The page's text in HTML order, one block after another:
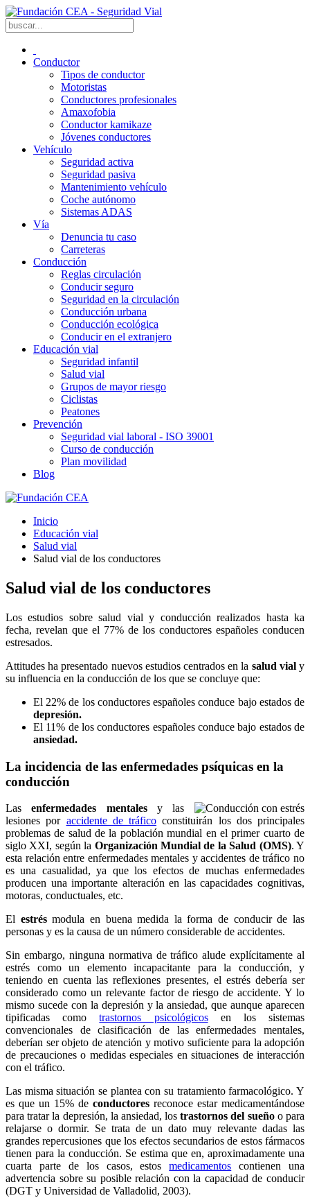
Conductor
Tipos de conductor
Motoristas
Conductores profesionales
Amaxofobia
Conductor kamikaze
Jóvenes conductores
Vehículo
Seguridad activa
Seguridad pasiva
Mantenimiento vehículo
Coche autónomo
Sistemas ADAS
Vía
Denuncia tu caso
Carreteras
Conducción
Reglas circulación
Conducir seguro
Seguridad en la circulación
Conducción urbana
Conducción ecológica
Conducir en el extranjero
Educación vial
Seguridad infantil
Salud vial
Grupos de mayor riesgo
Ciclistas
Peatones
Prevención
Seguridad vial laboral - ISO 39001
Curso de conducción
Plan movilidad
Blog
Inicio
Educación vial
Salud vial
Salud vial de los conductores
Salud vial de los conductores
Los estudios sobre salud vial y conducción realizados hasta ka
fecha, revelan que el 77% de los conductores españoles conducen
estresados.
Attitudes ha presentado nuevos estudios centrados en la salud vialy
su influencia en la conducción de los que se concluye que:
El 22% de los conductores españoles conduce bajo estados de
depresión.
El 11% de los conductores españoles conduce bajo estados de
ansiedad.
La incidencia de las enfermedades psíquicas en la
conducción
Lasenfermedades mentalesy las
lesiones por accidente de tráfico constituirán los dos principales
problemas de salud de la población mundial en el primer cuarto de
siglo XXI, según la Organización Mundial de la Salud (OMS). Y
esta relación entre enfermedades mentales y accidentes de tráfico no
es una casualidad, ya que los efectos de muchas enfermedades
producen una importante alteración en las capacidades cognitivas,
motoras, conductuales, etc.
El estrésmodula en buena medida la forma de conducir de las
personas y es la causa de un número considerable de accidentes.
Sin embargo, ninguna normativa de tráfico alude explícitamente al
estrés como un elemento incapacitante para la conducción, y
teniendo en cuenta las reflexiones presentes, el estrés debería ser
considerado como un relevante factor de riesgo de accidente. Y lo
mismo sucede con la depresión y la ansiedad, que aunque aparecen
tipificadas comotrastornos psicológicosen los sistemas
convencionales de clasificación de las enfermedades mentales,
deberían ser objeto de atención y motivo suficiente para la adopción
de precauciones o medidas especiales en situaciones de interacción
con el tráfico.
Las misma situación se plantea con su tratamiento farmacológico. Y
es que un 15% de conductores reconoce estar medicamentándose
para tratar la depresión, la ansiedad, lostrastornos del sueñoo para
relajarse o dormir. Se trata de un dato muy relevante dadas las
grandes repercusiones que los efectos secundarios de estos fármacos
tienen para la conducción. Se estima que en, aproximadamente una
cuarta parte de los casos, estosmedicamentos contienen una
advertencia sobre su posible relación con la capacidad de conducir
(DGT y Universidad de Valladolid, 2003).